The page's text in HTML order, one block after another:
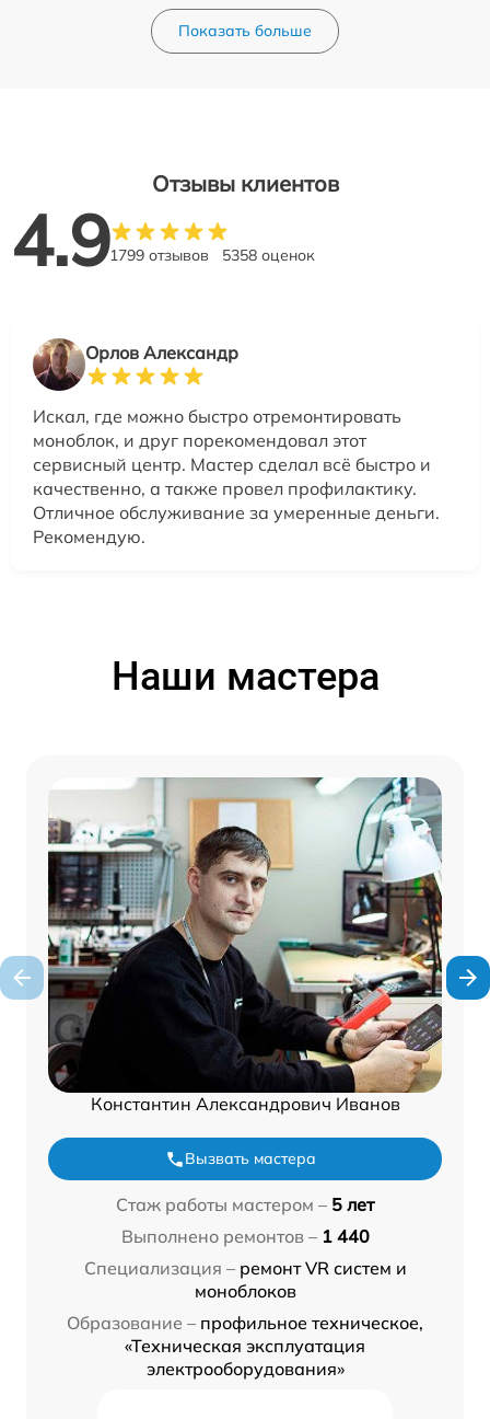
Показать больше
Отзывы клиентов
4.91799 отзывов 5358 оценок
Орлов Александр
Искал, где можно быстро отремонтировать
моноблок, и друг порекомендовал этот
сервисный центр. Мастер сделал всё быстро и
качественно, а также провел профилактику.
Отличное обслуживание за умеренные деньги.
Рекомендую.
Наши мастера
Константин Александрович Иванов
Вызвать мастера
Стаж работы мастером – 5 лет
Выполнено ремонтов – 1 440
Специализация – ремонт VR систем и
моноблоков
Образование – профильное техническое,
«Техническая эксплуатация
электрооборудования»